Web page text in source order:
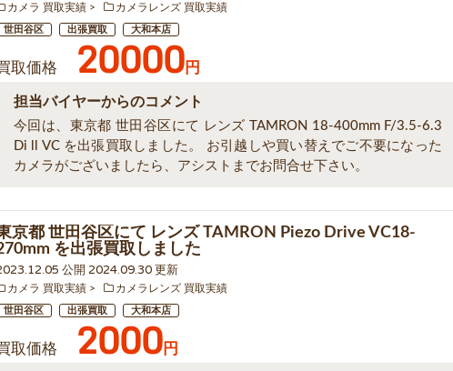
カメラ 買取実績 カメラレンズ 買取実績
世田谷区 出張買取 大和本店
取価格 20000円
担当バイヤーからのコメント
今回は、東京都 世田谷区にて レンズ TAMRON 18-400mm F/3.5-6.3
Di ll VC を出張買取しました。 お引越しや買い替えでご不要になった
カメラがございましたら、アシストまでお問合せ下さい。
京都 世田谷区にて レンズ TAMRON Piezo Drive VC18-
を出張買取しました
公開 2024.09.30 更新
カメラ 買取実績 カメラレンズ 買取実績
世田谷区 出張買取 大和本店
取価格 2000円